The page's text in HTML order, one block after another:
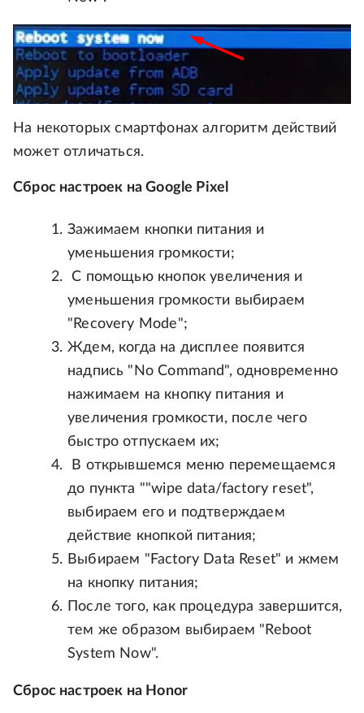
На некоторых смартфонах алгоритм действий
может отличаться.
Сброс настроек на Google Pixel
Зажимаем кнопки питания и
уменьшения громкости;
С помощью кнопок увеличения и
уменьшения громкости выбираем
"Recovery Mode";
Ждем, когда на дисплее появится
надпись "No Command", одновременно
нажимаем на кнопку питания и
увеличения громкости, после чего
быстро отпускаем их;
В открывшемся меню перемещаемся
до пункта ""wipe data/factory reset",
выбираем его и подтверждаем
действие кнопкой питания;
Выбираем "Factory Data Reset" и жмем
на кнопку питания;
После того, как процедура завершится,
тем же образом выбираем "Reboot
System Now".
Сброс настроек на Honor